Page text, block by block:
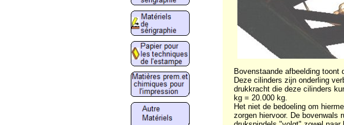
Bovenstaande afbeelding
Deze cilinders zijn onderling
drukkracht die deze cilinders
kg = 20.000 kg.
Het niet de bedoeling om
zorgen hiervoor. De bovenwals